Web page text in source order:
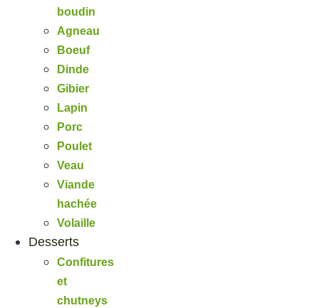
boudin
Agneau
Boeuf
Dinde
Gibier
Lapin
Porc
Poulet
Veau
Viande
hachée
Volaille
Desserts
Confitures
et
chutneys